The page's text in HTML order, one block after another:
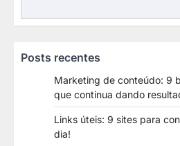
Posts recentes
Marketing de conteúdo: 9
que continua dando
Links úteis: 9 sites para
dia!